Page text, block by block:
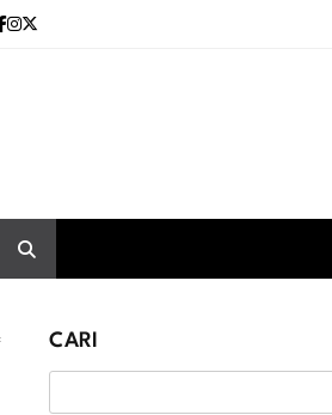
CARI